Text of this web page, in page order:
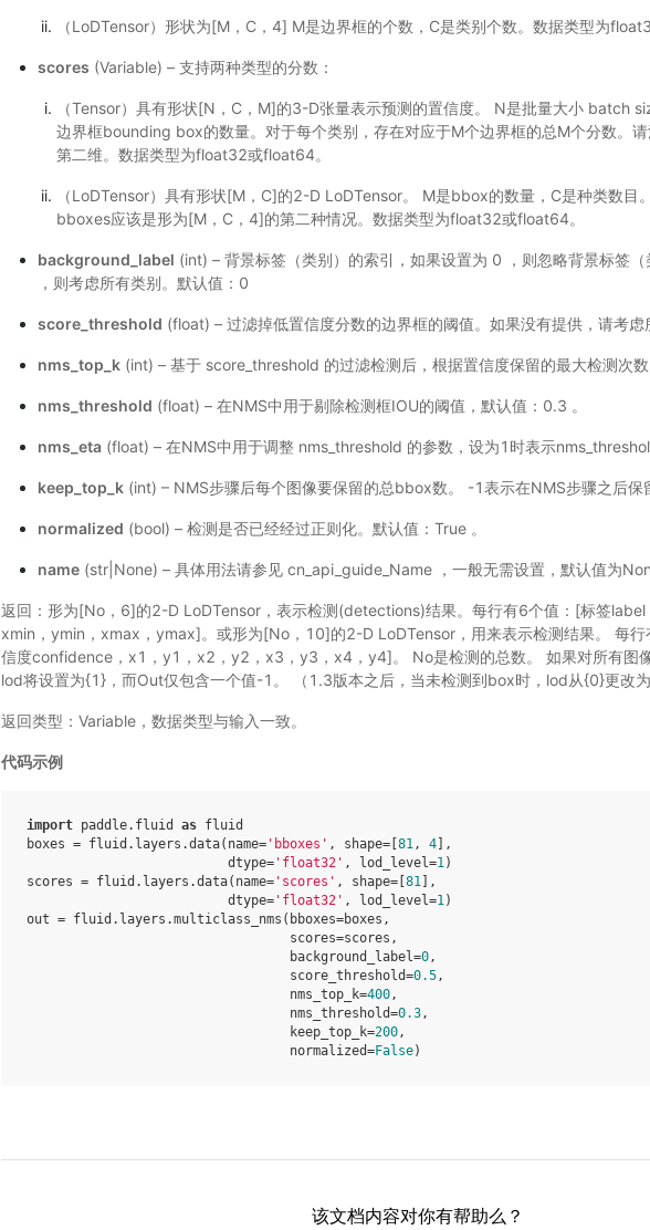
（LoDTensor）形状为[M，C，4] M是边界框的个数，C是类别个数。数据类型为
scores (Variable) – 支持两种类型的分数：
（Tensor）具有形状[N，C，M]的3-D张量表示预测的置信度。 N是批量大小 batch
边界框bounding box的数量。对于每个类别，存在对应于M个边界框的总M个分数。
第二维。数据类型为float32或float64。
（LoDTensor）具有形状[M，C]的2-D LoDTensor。 M是bbox的数量，C是种类数目
bboxes应该是形为[M，C，4]的第二种情况。数据类型为float32或float64。
background_label (int) – 背景标签（类别）的索引，如果设置为 0 ，则忽略背景标签
，则考虑所有类别。默认值：0
score_threshold (float) – 过滤掉低置信度分数的边界框的阈值。如果没有提供，请考虑
nms_top_k(int) – 基于 score_threshold 的过滤检测后，根据置信度保留的最大检测次数
nms_threshold (float) – 在NMS中用于剔除检测框IOU的阈值，默认值：0.3 。
nms_eta(float) – 在NMS中用于调整 nms_threshold 的参数，设为1时表示
keep_top_k(int) – NMS步骤后每个图像要保留的总bbox数。 -1表示在NMS步骤之后保
normalized (bool) – 检测是否已经经过正则化。默认值：True 。
name(str|None) – 具体用法请参见 cn_api_guide_Name，一般无需设置，默认值为
返回：形为[No，6]的2-D LoDTensor，表示检测(detections)结果。每行有6个值：[标签label
xmin，ymin，xmax，ymax]。或形为[No，10]的2-D LoDTensor，用来表示检测结果。 每
信度confidence，x1，y1，x2，y2，x3，y3，x4，y4]。 No是检测的总数。 如果对所有图
lod将设置为{1}，而Out仅包含一个值-1。 （1.3版本之后，当未检测到box时，lod从{0}更改为
返回类型：Variable，数据类型与输入一致。
代码示例
import paddle.fluid as fluid
boxes = fluid . layers .data( name= 'bboxes' , shape= 81, 4 ],
dtype= 'float32' , lod_level=1)
scores = fluid . layers .data( name= 'scores' , shape= 81 ],
dtype= 'float32' , lod_level=1)
out = fluid . layers .multiclass_nms ( bboxes=boxes ,
scores=scores ,
background_label=0,
score_threshold=0.5,
nms_top_k=400,
nms_threshold=0.3,
keep_top_k=200,
normalized=False)
该文档内容对你有帮助么？